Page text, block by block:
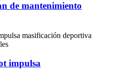
de mantenimiento
impulsa